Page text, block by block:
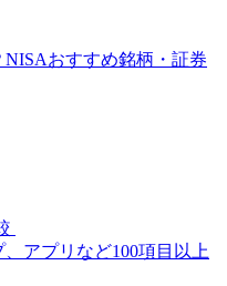
おすすめ銘柄・証券
アプリなど100項目以上